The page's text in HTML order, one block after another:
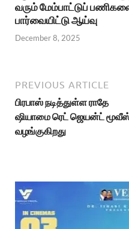
வரும் மேம்பாட்டுப்
பார்வையிட்டு ஆய்வு
December 8, 2025
PREVIOUS ARTICLE
பிரபாஸ் நடித்துள்ள ராதே
ஷியாமை ரெட் ஜெயன்ட்
வழங்குகிறது